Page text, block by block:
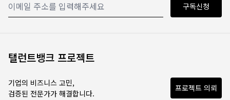
구독신청
탤런트뱅크 프로젝트
기업의 비즈니스 고민,
검증된 전문가가 해결합니다.
프로젝트 의뢰